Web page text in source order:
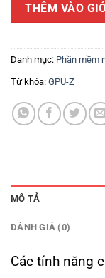
THÊM VÀO
Danh mục: Phần mềm
Từ khóa: GPU-Z
MÔ TẢ
ĐÁNH GIÁ (0)
Các tính năng